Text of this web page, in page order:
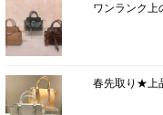
ワンランク
春先取り★上